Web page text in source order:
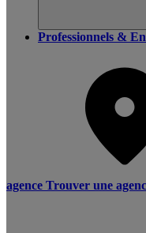
Professionnels &
agence Trouver une